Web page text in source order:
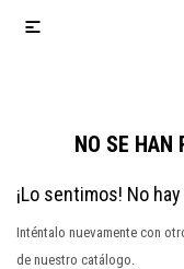

NO SE HAN
¡Lo sentimos! No
Inténtalo nuevamente con
de nuestro catálogo.